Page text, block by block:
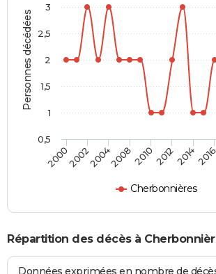
Personnes décédées
Cherbonnières
20002002200420082010201220142016
0,5
1
1,5
2
2,5
3
Répartition des décès à
Données exprimées en nombre de